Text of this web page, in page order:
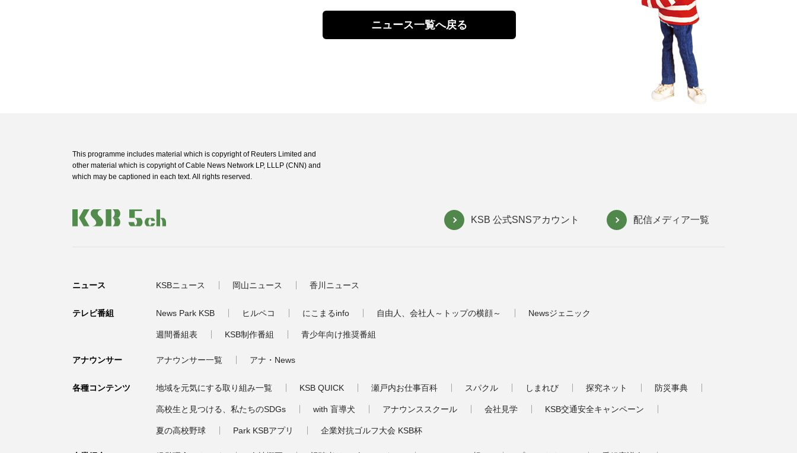
ニュース一覧へ戻る
This programme includes material which is copyright of Reuters Limited and
other material which is copyright of Cable News Network LP, LLLP (CNN) and
which may be captioned in each text. All rights reserved.
KSB 公式SNSアカウント 配信メディア一覧
ニュース KSBニュース 岡山ニュース 香川ニュース
テレビ番組 News Park KSB ヒルペコ にこまるinfo 自由人、会社人～トップの横顔～ Newsジェニック
週間番組表 KSB制作番組 青少年向け推奨番組
アナウンサー アナウンサー一覧 アナ・News
各種コンテンツ 地域を元気にする取り組み一覧 KSB QUICK 瀬戸内お仕事百科 スパクル しまれび 探究ネット 防災事典
高校生と見つける、私たちのSDGs with 盲導犬 アナウンススクール 会社見学 KSB交通安全キャンペーン
夏の高校野球 Park KSBアプリ 企業対抗ゴルフ大会 KSB杯